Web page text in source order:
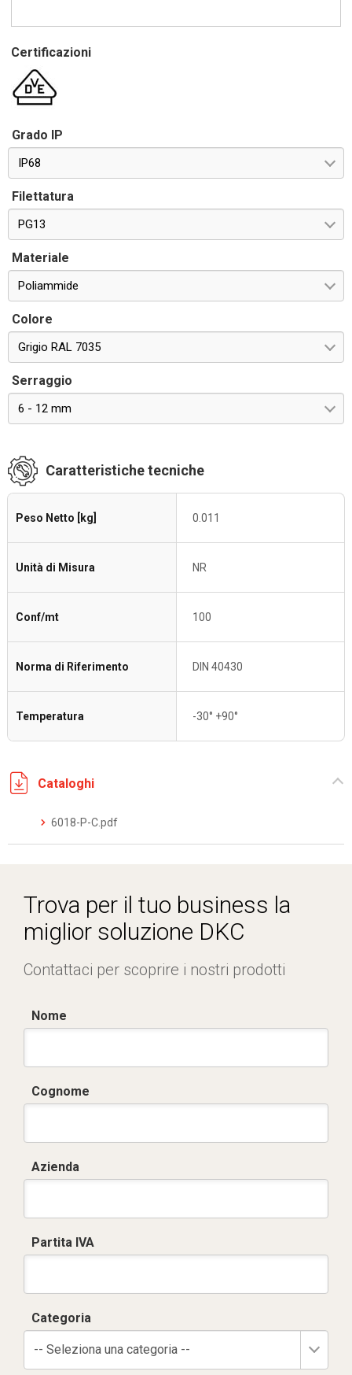
Certificazioni
Grado IP
IP68
Filettatura
PG13
Materiale
Poliammide
Colore
Grigio RAL 7035
Serraggio
6 - 12 mm
Caratteristiche tecniche
Peso Netto [kg] 0.011
Unità di Misura NR
Conf/mt 100
Norma di Riferimento DIN 40430
Temperatura -30° +90°
Cataloghi
6018-P-C.pdf
Trova per il tuo business la
miglior soluzione DKC
Contattaci per scoprire i nostri prodotti
Nome
Cognome
Azienda
Partita IVA
Categoria
-- Seleziona una categoria --